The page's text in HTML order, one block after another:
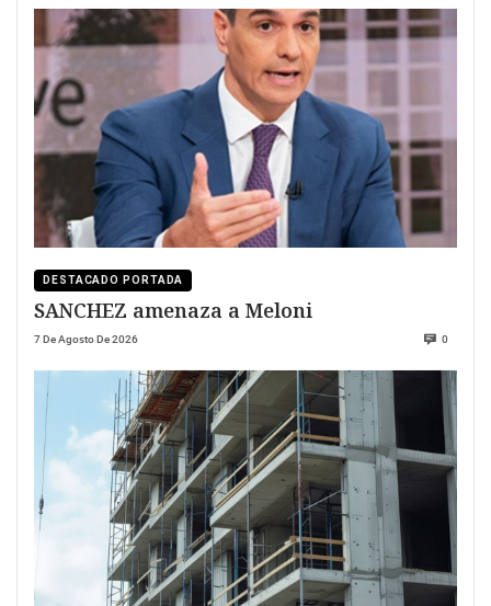
DESTACADO PORTADA
SANCHEZ amenaza a Meloni
7 De Agosto De 2026 0